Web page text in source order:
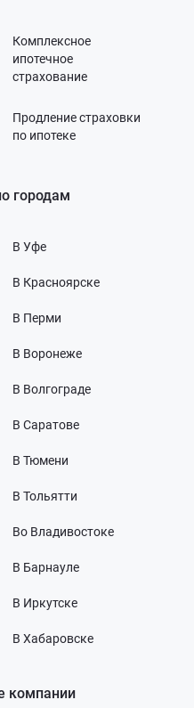
Комплексное
ипотечное
страхование
Продление страховки
по ипотеке
городам
В Уфе
В Красноярске
В Перми
В Воронеже
В Волгограде
В Саратове
В Тюмени
В Тольятти
Во Владивостоке
В Барнауле
В Иркутске
В Хабаровске
компании